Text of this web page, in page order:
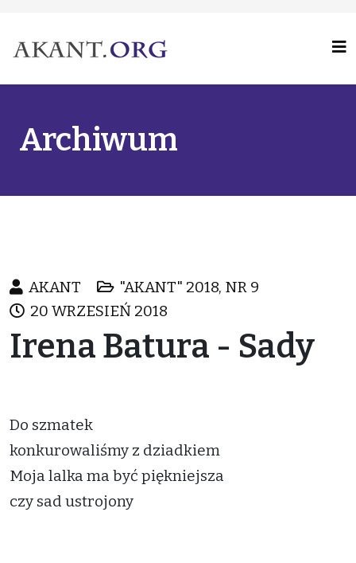
Archiwum
AKANT
"AKANT" 2018, NR 9
20 WRZESIEŃ 2018
Irena Batura - Sady
Do szmatek
konkurowaliśmy z dziadkiem
Moja lalka ma być piękniejsza
czy sad ustrojony